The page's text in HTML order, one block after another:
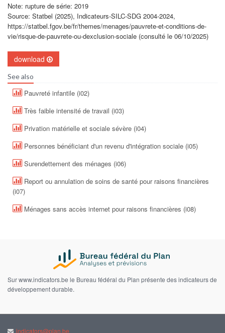
Note: rupture de série: 2019
Source: Statbel (2025), Indicateurs-SILC-SDG 2004-2024,
https://statbel.fgov.be/fr/themes/menages/pauvrete-et-conditions-de-
vie/risque-de-pauvrete-ou-dexclusion-sociale (consulté le 06/10/2025)
download
See also
Pauvreté infantile (i02)
Très faible intensité de travail (i03)
Privation matérielle et sociale sévère (i04)
Personnes bénéficiant d'un revenu d'intégration sociale (i05)
Surendettement des ménages (i06)
Report ou annulation de soins de santé pour raisons financières
(i07)
Ménages sans accès internet pour raisons financières (i08)
Sur www.indicators.be le Bureau fédéral du Plan présente des indicateurs de
développement durable.
indicators@plan.be